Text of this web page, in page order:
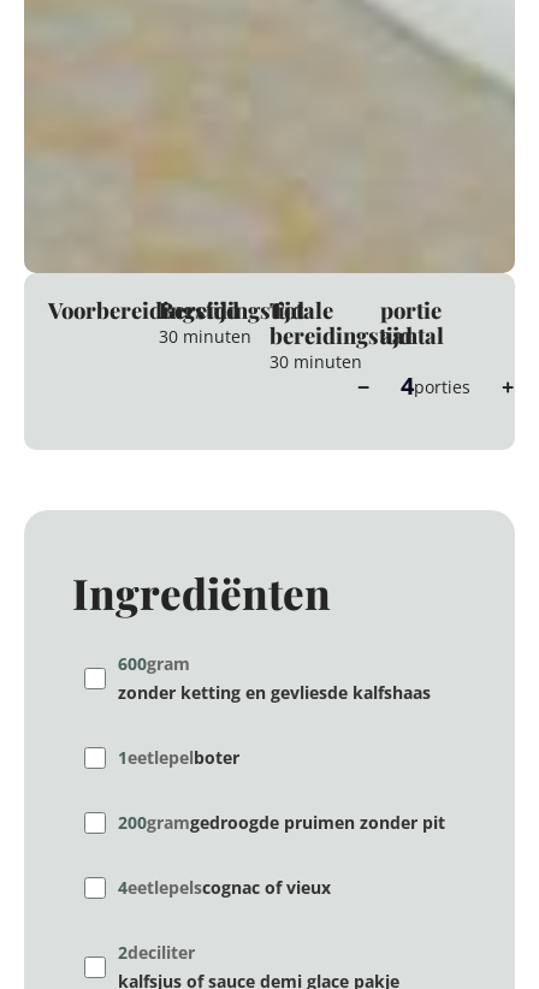
Voorbereidingstijd
Bereidingstijd
30 minuten
Totale
bereidingstijd
30 minuten
portie
aantal
− 4porties +
Ingrediënten
600gram
zonder ketting en gevliesde kalfshaas
1eetlepelboter
200gramgedroogde pruimen zonder pit
4eetlepelscognac of vieux
2deciliter
kalfsjus of sauce demi glace pakje